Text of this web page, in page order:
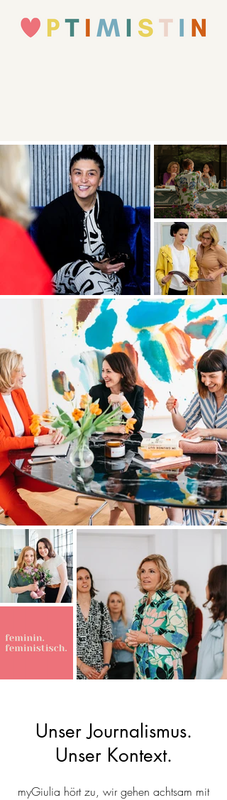
Unser Journalismus.
Unser Kontext.
myGiulia hört zu, wir gehen achtsam mit